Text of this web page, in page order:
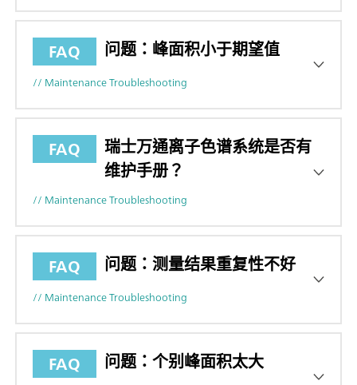
FAQ 问题：峰面积小于期望值
// Maintenance Troubleshooting
FAQ
瑞士万通离子色谱系统是否有
维护手册？
// Maintenance Troubleshooting
FAQ 问题：测量结果重复性不好
// Maintenance Troubleshooting
FAQ 问题：个别峰面积太大